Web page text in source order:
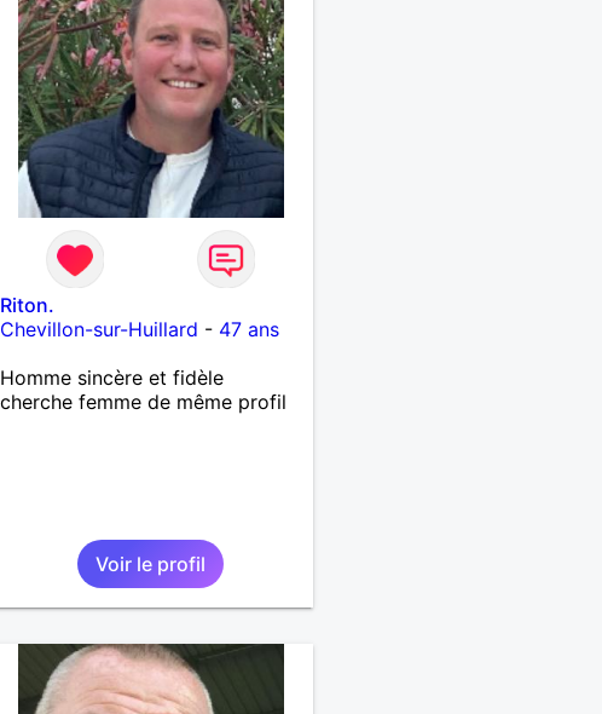
Riton.
Chevillon-sur-Huillard - 47 ans
Homme sincère et fidèle
cherche femme de même profil
Voir le profil